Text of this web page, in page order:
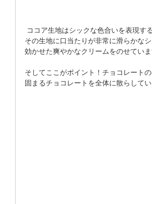
ココア生地はシックな色合いを表現す
その生地に口当たりが非常に滑らかな
効かせた爽やかなクリームをのせていま
そしてここがポイント！チョコレート
固まるチョコレートを全体に散らしてい